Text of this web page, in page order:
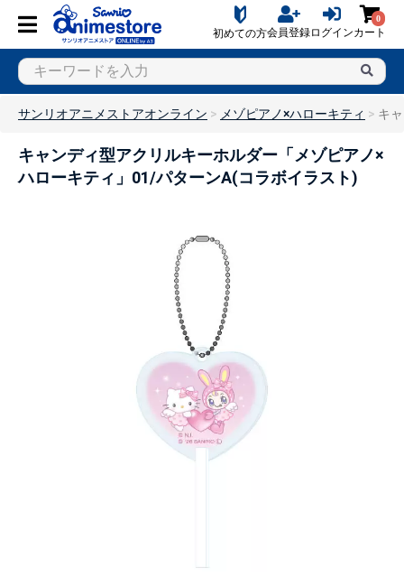
初めての方会員登録ログイン
0
カート
サンリオアニメストアオンライン メゾピアノ×ハローキティ キ
キャンディ型アクリルキーホルダー「メゾピアノ×
ハローキティ」01/パターンA(コラボイラスト)